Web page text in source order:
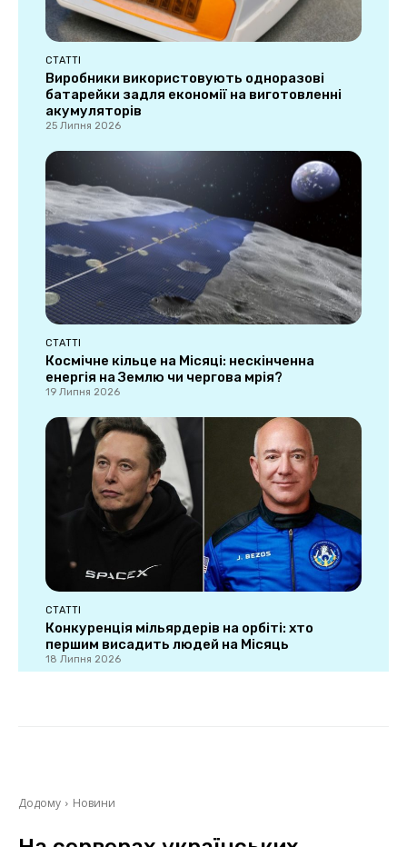
СТАТТІ
Виробники використовують одноразові
батарейки задля економії на виготовленні
акумуляторів
25 Липня 2026
СТАТТІ
Космічне кільце на Місяці: нескінченна
енергія на Землю чи чергова мрія?
19 Липня 2026
СТАТТІ
Конкуренція мільярдерів на орбіті: хто
першим висадить людей на Місяць
18 Липня 2026